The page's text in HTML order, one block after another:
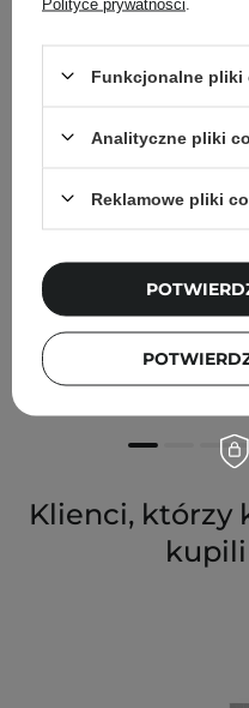
Ibra Makeup - Kępki
Klienci, którzy
Funkcjonalne pliki
Analityczne pliki
Reklamowe pliki